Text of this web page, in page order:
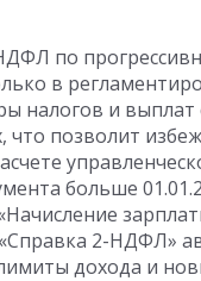
по
в
налогов и
что позволит
больше
2-НДФЛ»
дохода и